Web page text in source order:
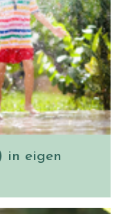
in eigen